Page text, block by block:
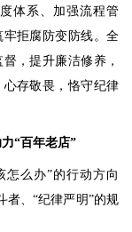
体系、加强流程管
拒腐防变防线。全
，提升廉洁修养，
存敬畏，恪守纪律
“百年老店”
么办”的行动方向
、“纪律严明”的规